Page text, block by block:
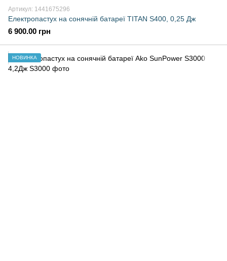
Артикул: 1441675296
Електропастух на сонячній батареї TITAN S400, 0,25 Дж
6 900.00 грн
НОВИНКА